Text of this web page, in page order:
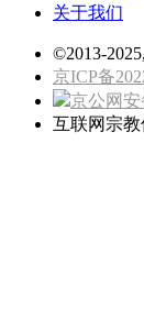
关于我们
©2013-
京ICP备
京公网安
互联网宗教